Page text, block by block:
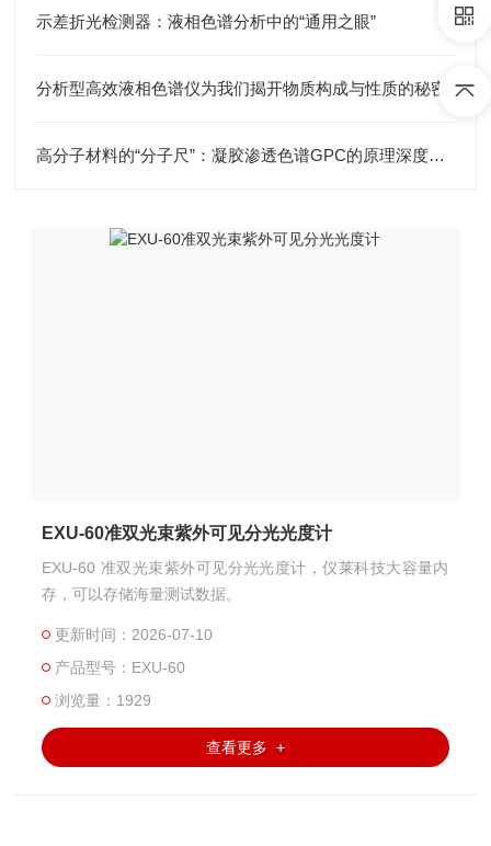
示差折光检测器：液相色谱分析中的“通用之眼”
分析型高效液相色谱仪为我们揭开物质构成与性质的秘密
高分子材料的“分子尺”：凝胶渗透色谱GPC的原理深度解析与应用全景
EXU-60准双光束紫外可见分光光度计
EXU-60 准双光束紫外可见分光光度计，仪莱科技大容量内
存，可以存储海量测试数据。
更新时间：2026-07-10
产品型号：EXU-60
浏览量：1929
查看更多 +